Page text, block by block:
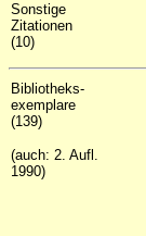
Sonstige
Zitationen
(10)
Bibliotheks-
exemplare
(139)
(auch: 2. Aufl.
1990)